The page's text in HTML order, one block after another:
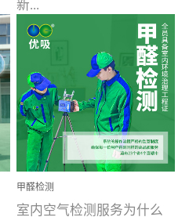
新...
装修完会有甲醛，其实汽
车的甲醛超标问题更为严
重。汽车的空间范围小，
配件、皮具、装饰多，这
些都是汽...
甲醛检测
室内空气检测服务为什么